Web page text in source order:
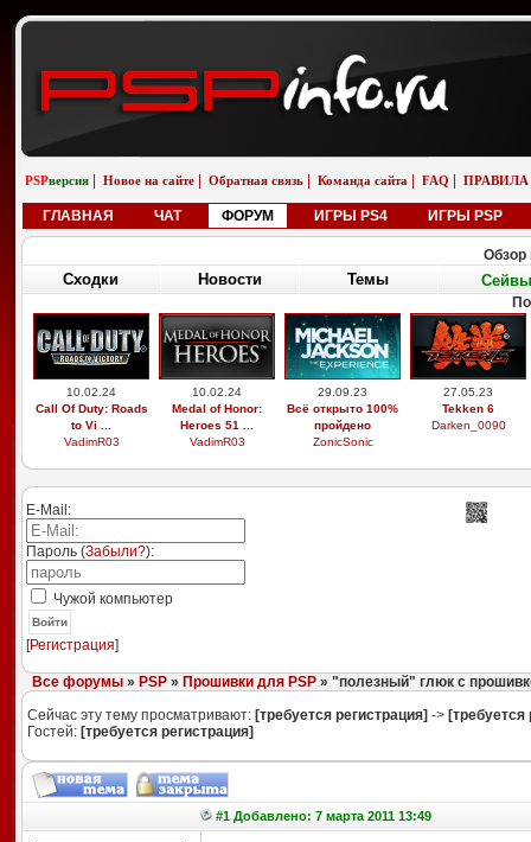
PSPверсия Новое на сайте Обратная связь Команда сайта FAQ ПРАВИЛА
ГЛАВНАЯ ЧАТ ФОРУМ ИГРЫ PS4 ИГРЫ PSP
Обзор
Сходки Новости Темы Сейвы
10.02.24
Call Of Duty: Roads
to Vi ...
VadimR03
10.02.24
Medal of Honor:
Heroes 51 ...
VadimR03
29.09.23
Всё открыто 100%
пройдено
ZonicSonic
27.05.23
Tekken 6
Darken_0090
E-Mail:
Пароль (Забыли?):
Чужой компьютер
Войти
[Регистрация]
Все форумы» PSP» Прошивки для PSP» "полезный" глюк с
Сейчас эту тему просматривают: [требуется регистрация] -> [требуется
Гостей: [требуется регистрация]
#1 Добавлено: 7 марта 2011 13:49